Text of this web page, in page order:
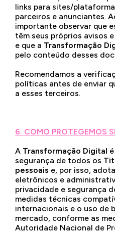
links para sites/
parceiros e anunciantes.
importante observar que
têm seus próprios avisos
e que a Transformação
pelo conteúdo desses
Recomendamos a
políticas antes de enviar
a esses terceiros.
6. COMO PROTEGEMOS
A Transformação Digital
segurança de todos os
pessoais e, por isso,
eletrônicos e
privacidade e segurança
medidas técnicas
internacionais e o uso de
mercado, conforme as
Autoridade Nacional de